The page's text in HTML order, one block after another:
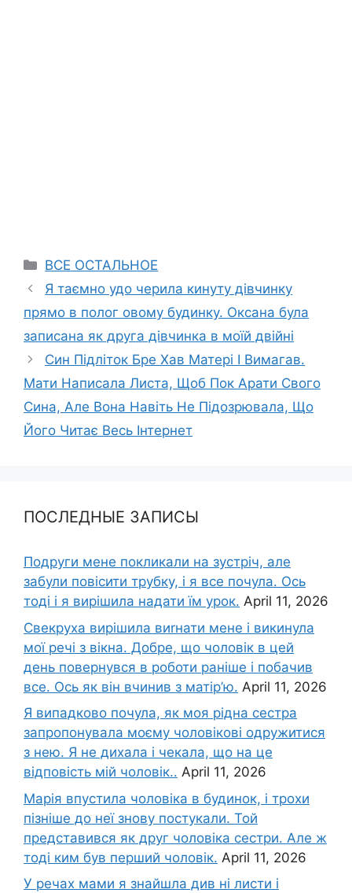
Categories
ВСЕ ОСТАЛЬНОЕ
Я таємно удо черила кинуту дівчинку
прямо в полог овому будинку. Оксана була
записана як друга дівчинка в моїй двійні
Син Підліток Бре Хав Матері І Вимагав.
Мати Написала Листа, Щоб Пок Арати Свого
Сина, Але Вона Навіть Не Підозрювала, Що
Його Читає Весь Інтернет
ПОСЛЕДНЫЕ ЗАПИСЫ
Подруги мене покликали на зустріч, але
забули повісити трубку, і я все почула. Ось
тоді і я вирішила надати їм урок. April 11, 2026
Свекруха вирішила виrнати мене і викинула
мої речі з вікна. Добре, що чоловік в цей
день повернувся в роботи раніше і побачив
все. Ось як він вчинив з матір’ю. April 11, 2026
Я випадково почула, як моя рідна сестра
запропонувала моєму чоловікові одружитися
з нею. Я не дихала і чекала, що на це
відповість мій чоловік.. April 11, 2026
Марія впустила чоловіка в будинок, і трохи
пізніше до неї знову постукали. Той
представився як друг чоловіка сестри. Але ж
тоді ким був перший чоловік. April 11, 2026
У речах мами я знайшла див ні листи і